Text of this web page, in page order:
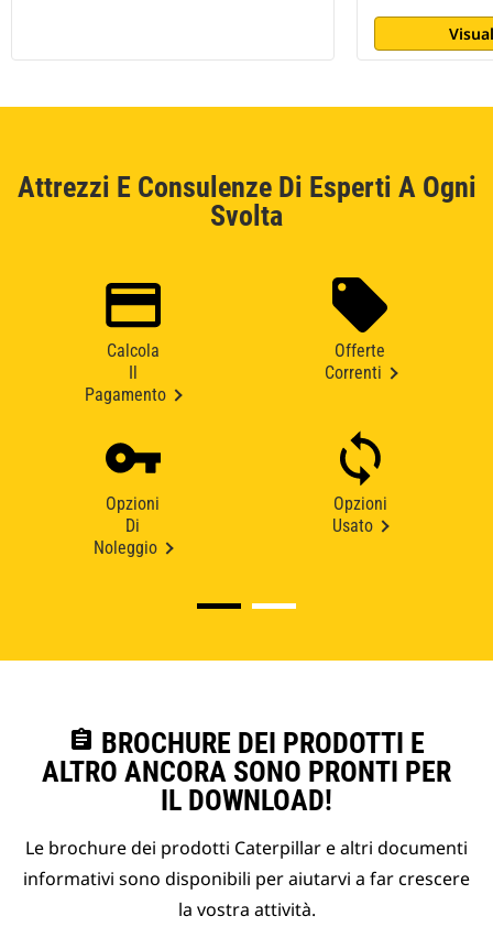
Attrezzi E Consulenze Di Esperti A Ogni
Svolta
Calcola
Pagamento
Offerte
Correnti
Opzioni
Di
Noleggio
Opzioni
Usato
assignment BROCHURE DEI PRODOTTI E
ALTRO ANCORA SONO PRONTI PER
IL DOWNLOAD!
Le brochure dei prodotti Caterpillar e altri documenti
informativi sono disponibili per aiutarvi a far crescere
la vostra attività.